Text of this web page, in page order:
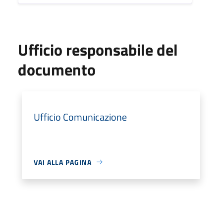
Ufficio responsabile del
documento
Ufficio Comunicazione
VAI ALLA PAGINA